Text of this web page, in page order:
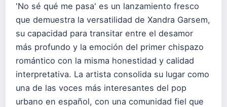
'No sé qué me pasa' es un lanzamiento fresco
que demuestra la versatilidad de Xandra Garsem,
su capacidad para transitar entre el desamor
más profundo y la emoción del primer chispazo
romántico con la misma honestidad y calidad
interpretativa. La artista consolida su lugar como
una de las voces más interesantes del pop
urbano en español, con una comunidad fiel que